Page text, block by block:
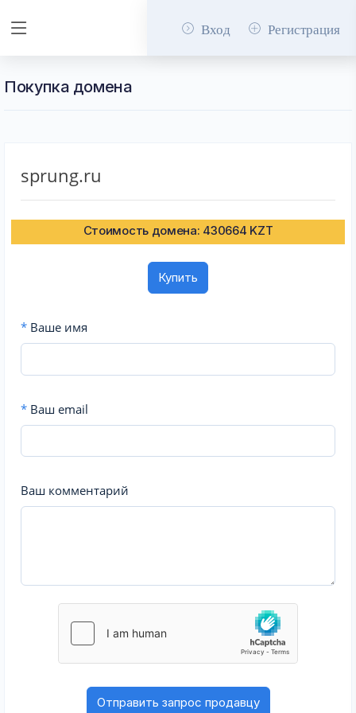
Вход Регистрация
Покупка домена
sprung.ru
Стоимость домена: 430664 KZT
Купить
* Ваше имя
* Ваш email
Ваш комментарий